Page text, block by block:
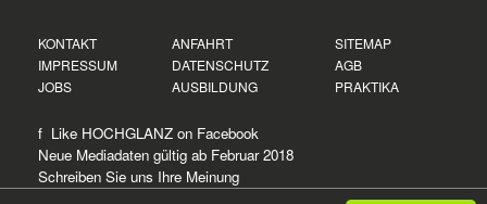
KONTAKT ANFAHRT
SITEMAP
IMPRESSUM
DATENSCHUTZ
AGB
JOBS
AUSBILDUNG PRAKTIKA
f Like HOCHGLANZ on Facebook
Neue Mediadaten gültig ab Februar 2018
Schreiben Sie uns Ihre Meinung